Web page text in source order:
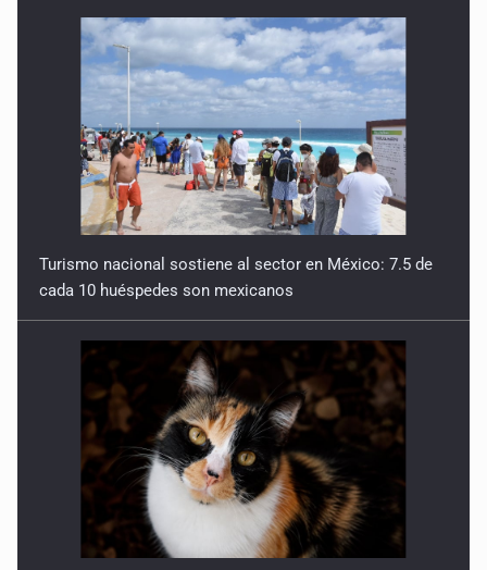
Turismo nacional sostiene al sector en México: 7.5 de
cada 10 huéspedes son mexicanos